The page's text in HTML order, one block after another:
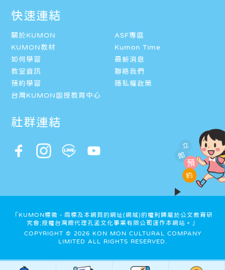
立
即
預
約
快速連結
關於KUMON
ASF專區
KUMON教材
Kumon Time
如何學習
最新消息
教室資訊
聯絡我們
預約學習
隱私權政策
台灣KUMON函授教育中心
社群連結
「KUMON標徵、商標及本網頁的網址(網域)的權利歸屬於公文教育研
究會;授權台灣總代理孔孟文化事業有限公司運作本網站。」
COPYRIGHT © 2026 KON MON CULTURAL COMPANY
LIMITED ALL RIGHTS RESERVED.